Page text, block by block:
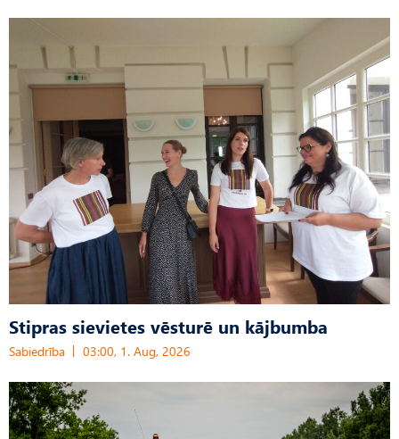
Stipras sievietes vēsturē un kājbumba
Sabiedrība 03:00, 1. Aug, 2026